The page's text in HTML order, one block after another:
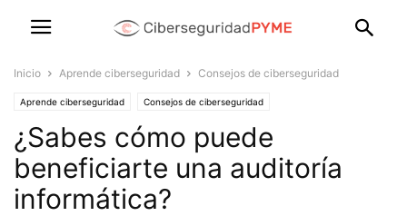
Inicio Aprende ciberseguridad Consejos de ciberseguridad
Aprende ciberseguridad Consejos de ciberseguridad
¿Sabes cómo puede
beneficiarte una auditoría
informática?